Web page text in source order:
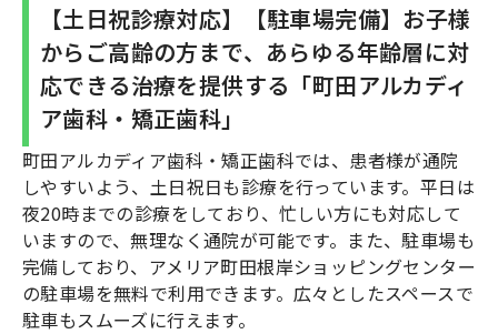
【土日祝診療対応】【駐車場完備】お子様
からご高齢の方まで、あらゆる年齢層に対
応できる治療を提供する「町田アルカディ
ア歯科・矯正歯科」
町田アルカディア歯科・矯正歯科では、患者様が通院
しやすいよう、土日祝日も診療を行っています。平日は
夜20時までの診療をしており、忙しい方にも対応して
いますので、無理なく通院が可能です。また、駐車場も
完備しており、アメリア町田根岸ショッピングセンター
の駐車場を無料で利用できます。広々としたスペースで
駐車もスムーズに行えます。